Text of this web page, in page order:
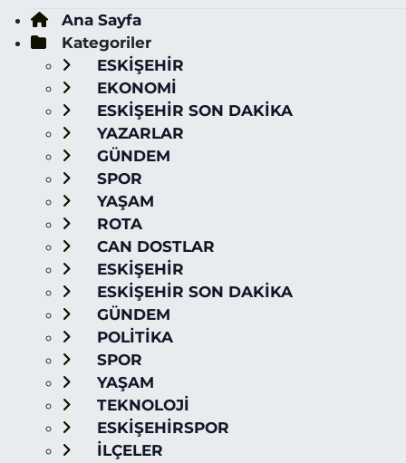
Ana Sayfa
Kategoriler
ESKİŞEHİR
EKONOMİ
ESKİŞEHİR SON DAKİKA
YAZARLAR
GÜNDEM
SPOR
YAŞAM
ROTA
CAN DOSTLAR
ESKİŞEHİR
ESKİŞEHİR SON DAKİKA
GÜNDEM
POLİTİKA
SPOR
YAŞAM
TEKNOLOJİ
ESKİŞEHİRSPOR
İLÇELER